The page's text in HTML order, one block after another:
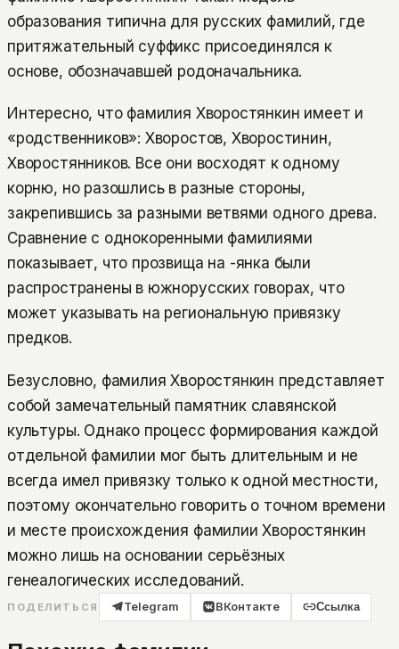
образования типична для русских фамилий, где
притяжательный суффикс присоединялся к
основе, обозначавшей родоначальника.
Интересно, что фамилия Хворостянкин имеет и
«родственников»: Хворостов, Хворостинин,
Хворостянников. Все они восходят к одному
корню, но разошлись в разные стороны,
закрепившись за разными ветвями одного древа.
Сравнение с однокоренными фамилиями
показывает, что прозвища на -янка были
распространены в южнорусских говорах, что
может указывать на региональную привязку
предков.
Безусловно, фамилия Хворостянкин представляет
собой замечательный памятник славянской
культуры. Однако процесс формирования каждой
отдельной фамилии мог быть длительным и не
всегда имел привязку только к одной местности,
поэтому окончательно говорить о точном времени
и месте происхождения фамилии Хворостянкин
можно лишь на основании серьёзных
генеалогических исследований.
ПОДЕЛИТЬСЯ Telegram ВКонтакте Ссылка